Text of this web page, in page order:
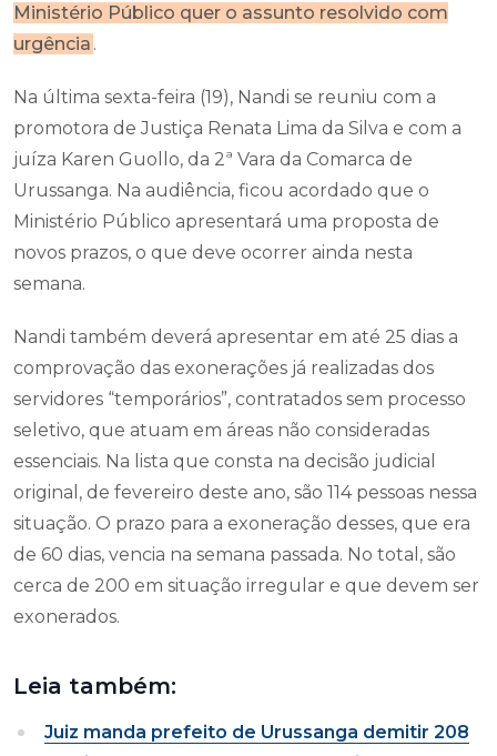
Ministério Público quer o assunto resolvido com
urgência .
Na última sexta-feira (19), Nandi se reuniu com a
promotora de Justiça Renata Lima da Silva e com a
juíza Karen Guollo, da 2ª Vara da Comarca de
Urussanga. Na audiência, ficou acordado que o
Ministério Público apresentará uma proposta de
novos prazos, o que deve ocorrer ainda nesta
semana.
Nandi também deverá apresentar em até 25 dias a
comprovação das exonerações já realizadas dos
servidores “temporários”, contratados sem processo
seletivo, que atuam em áreas não consideradas
essenciais. Na lista que consta na decisão judicial
original, de fevereiro deste ano, são 114 pessoas nessa
situação. O prazo para a exoneração desses, que era
de 60 dias, vencia na semana passada. No total, são
cerca de 200 em situação irregular e que devem ser
exonerados.
Leia também:
Juiz manda prefeito de Urussanga demitir 208